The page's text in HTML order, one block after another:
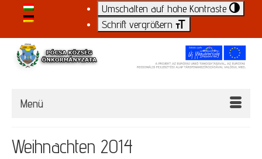
Umschalten auf hohe Kontraste
Schrift vergrößern
Menü
Weihnachten 2014